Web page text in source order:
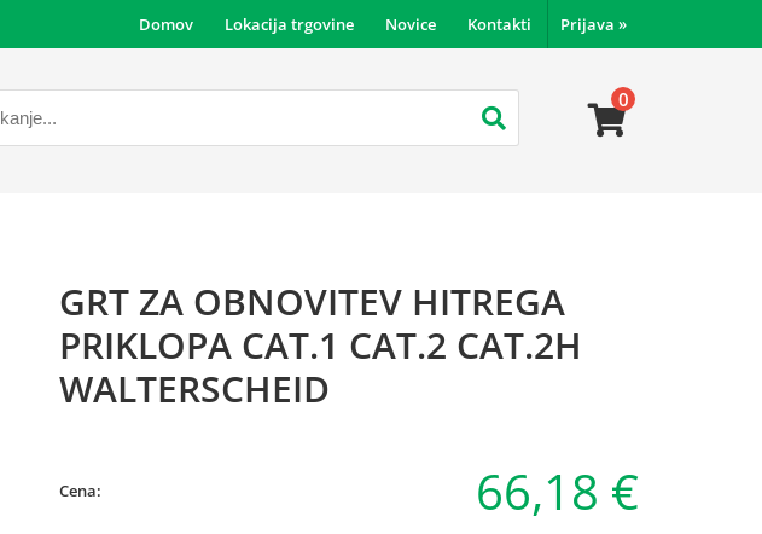
Prijava »
Domov Lokacija trgovine Novice Kontakti
0
GRT ZA OBNOVITEV HITREGA
PRIKLOPA CAT.1 CAT.2 CAT.2H
WALTERSCHEID
Cena: 66,18 €